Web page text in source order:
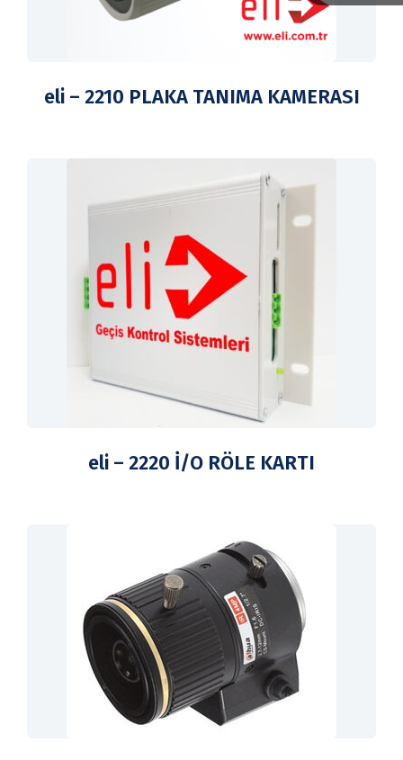
eli – 2210 PLAKA TANIMA KAMERASI
eli – 2220 İ/O RÖLE KARTI